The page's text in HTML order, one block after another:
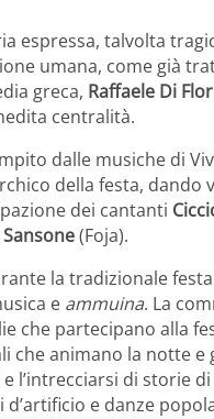
espressa, talvolta
umana, come già
greca, Raffaele Di
centralità.
dalle musiche di
della festa, dando
dei cantanti
(Foja).
la tradizionale
e ammuina. La
che partecipano alla
che animano la notte e
l’intrecciarsi di storie
d’artificio e danze